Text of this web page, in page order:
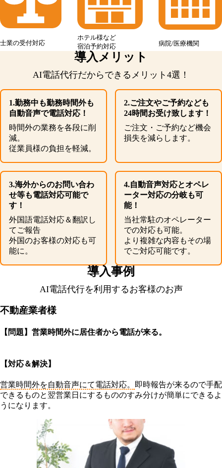
士業の受付対応
ホテル様など
宿泊予約対応
病院/医療機関
導入メリット
AI電話代行だからできるメリット4選！
1.勤務中も勤務時間外も
自動音声で電話対応！
時間外の業務を各段に削
減。
従業員様の負担を軽減。
2.ご注文やご予約なども
24時間お受け致します！
ご注文・ご予約など機会
損失を減らします。
3.海外からのお問い合わ
せ等も電話対応可能で
す！
外国語電話対応＆翻訳し
てご報告
外国のお客様の対応も可
能に。
4.自動音声対応とオペレ
ーター対応の分岐も可
能！
当社常駐のオペレーター
での対応も可能。
より複雑な内容もその場
でご対応可能です。
導入事例
AI電話代行を利用するお客様のお声
不動産業者様
【問題】営業時間外に居住者から電話が来る。
【対応＆解決】
営業時間外を自動音声にて電話対応。
即時報告が来るので手配
できるものと翌営業日にするもののすみ分けが簡単にできるよ
うになります。